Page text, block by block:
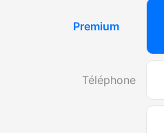
Premium
Téléphone